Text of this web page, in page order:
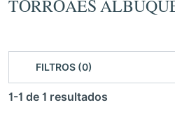
TORROAES
FILTROS (0)
1-1 de 1 resultados